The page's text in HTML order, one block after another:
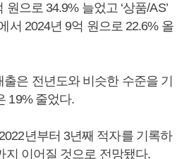
으로 34.9% 늘었고 ‘상품/AS’
서 2024년 9억 원으로 22.6% 올
은 전년도와 비슷한 수준을 기
19% 줄었다.
년부터 3년째 적자를 기록하
지 이어질 것으로 전망됐다.